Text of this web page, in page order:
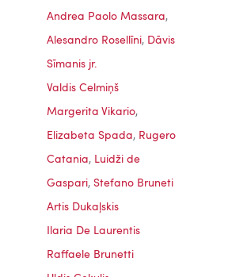
Andrea Paolo Massara,
Alesandro Rosellīni, Dāvis
Sīmanis jr.
Valdis Celmiņš
Margerita Vikario,
Elizabeta Spada, Rugero
Catania, Luidži de
Gaspari, Stefano Bruneti
Artis Dukaļskis
Ilaria De Laurentis
Raffaele Brunetti